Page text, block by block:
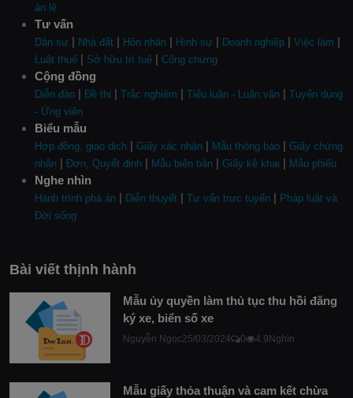
án lệ
Tư vấn
Dân sự | Nhà đất | Hôn nhân | Hình sự | Doanh nghiệp | Việc làm |
Luật thuế | Sở hữu trí tuệ | Công chứng
Cộng đồng
Diễn đàn | Đề thi | Trắc nghiệm | Tiểu luận - Luận văn | Tuyển dụng
- Ứng viên
Biểu mẫu
Hợp đồng, giao dịch | Giấy xác nhận | Mẫu thông báo | Giấy chứng
nhận | Đơn, Quyết định | Mẫu biên bản | Giấy kê khai | Mẫu phiếu
Nghe nhìn
Hành trình phá án | Diễn thuyết | Tư vấn trực tuyến | Pháp luật và
Đời sống
Bài viết thịnh hành
Mẫu ủy quyền làm thủ tục thu hồi đăng
ký xe, biển số xe
Nguyễn Ngọc25/03/2024 0 4.9Nghìn
Mẫu giấy thỏa thuận và cam kết chừa